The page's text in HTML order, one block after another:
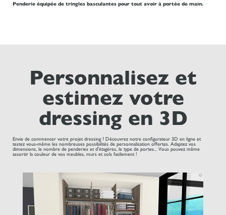
Penderie équipée de tringles basculantes pour tout avoir à portée de main.
Personnalisez et
estimez votre
dressing en 3D
Envie de commencer votre projet dressing ? Découvrez notre configurateur 3D en ligne et
testez vous-même les nombreuses possibilités de personnalisation offertes. Adaptez vos
dimensions, le nombre de penderies et d'étagères, le type de portes... Vous pouvez même
assortir la couleur de vos meubles, murs et sols facilement !